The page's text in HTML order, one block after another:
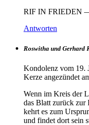
RIF IN FRIEDEN
Antworten
Roswitha und Gerhard
Kondolenz vom 19.
Kerze angezündet
Wenn im Kreis der
das Blatt zurück zur
kehrt es zum
und findet dort sein